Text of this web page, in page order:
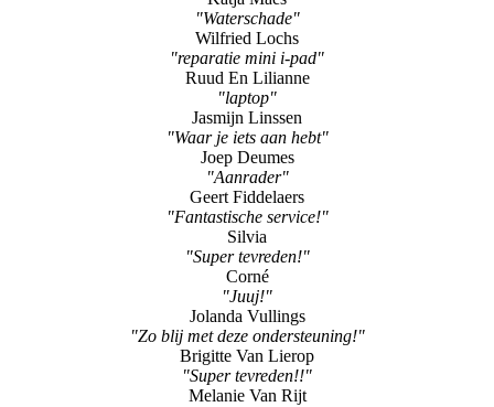
"Waterschade"
Wilfried Lochs
"reparatie mini i-pad"
Ruud En Lilianne
"laptop"
Jasmijn Linssen
"Waar je iets aan hebt"
Joep Deumes
"Aanrader"
Geert Fiddelaers
"Fantastische service!"
Silvia
"Super tevreden!"
Corné
"Juuj!"
Jolanda Vullings
"Zo blij met deze ondersteuning!"
Brigitte Van Lierop
"Super tevreden!!"
Melanie Van Rijt